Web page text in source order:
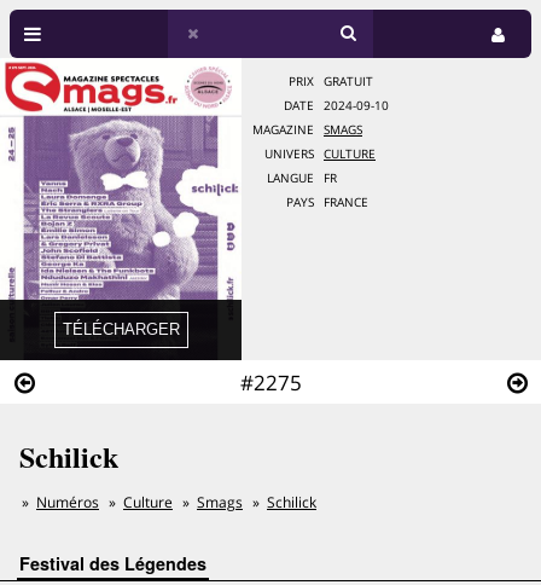
#2275
PRIX
GRATUIT
DATE
2024-09-10
MAGAZINE
SMAGS
UNIVERS
CULTURE
LANGUE
FR
PAYS
FRANCE
Schilick
Numéros Culture Smags Schilick
Festival des Légendes